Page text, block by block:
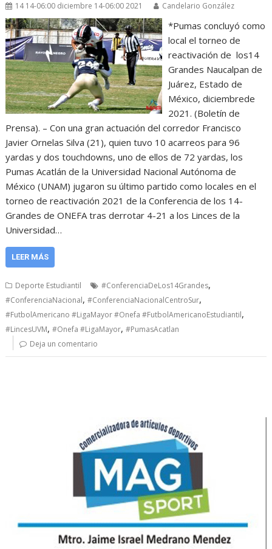
14 14-06:00 diciembre 14-06:00 2021 Candelario González
*Pumas concluyó como
local el torneo de
reactivación de los14
Grandes Naucalpan de
Juárez, Estado de
México, diciembrede
2021. (Boletín de
Prensa). – Con una gran actuación del corredor Francisco
Javier Ornelas Silva (21), quien tuvo 10 acarreos para 96
yardas y dos touchdowns, uno de ellos de 72 yardas, los
Pumas Acatlán de la Universidad Nacional Autónoma de
México (UNAM) jugaron su último partido como locales en el
torneo de reactivación 2021 de la Conferencia de los 14-
Grandes de ONEFA tras derrotar 4-21 a los Linces de la
Universidad…
LEER MÁS
Deporte Estudiantil #ConferenciaDeLos14Grandes,
#ConferenciaNacional,#ConferenciaNacionalCentroSur,
#FutbolAmericano #LigaMayor #Onefa #FutbolAmericanoEstudiantil,
#LincesUVM,#Onefa #LigaMayor,#PumasAcatlan
Deja un comentario